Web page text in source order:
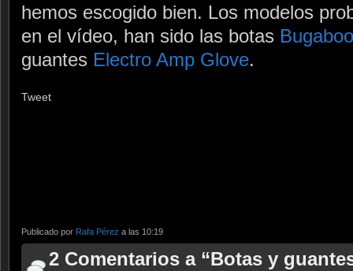
hemos escogido bien. Los modelos
en el vídeo, han sido las botas
guantes Electro Amp Glove.
Tweet
Publicado por Rafa Pérez a las 10:19
2 Comentarios a “Botas y